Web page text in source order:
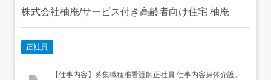
株式会社柚庵/サービス付き高齢者向け住宅 柚庵
正社員
【仕事内容】募集職種准看護師正社員 仕事内容身体介護、